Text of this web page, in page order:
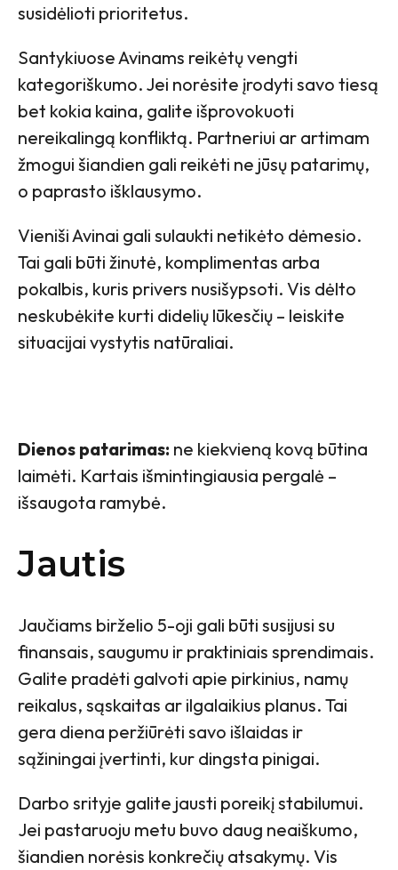
susidėlioti prioritetus.
Santykiuose Avinams reikėtų vengti
kategoriškumo. Jei norėsite įrodyti savo tiesą
bet kokia kaina, galite išprovokuoti
nereikalingą konfliktą. Partneriui ar artimam
žmogui šiandien gali reikėti ne jūsų patarimų,
o paprasto išklausymo.
Vieniši Avinai gali sulaukti netikėto dėmesio.
Tai gali būti žinutė, komplimentas arba
pokalbis, kuris privers nusišypsoti. Vis dėlto
neskubėkite kurti didelių lūkesčių – leiskite
situacijai vystytis natūraliai.
Dienos patarimas: ne kiekvieną kovą būtina
laimėti. Kartais išmintingiausia pergalė –
išsaugota ramybė.
Jautis
Jaučiams birželio 5-oji gali būti susijusi su
finansais, saugumu ir praktiniais sprendimais.
Galite pradėti galvoti apie pirkinius, namų
reikalus, sąskaitas ar ilgalaikius planus. Tai
gera diena peržiūrėti savo išlaidas ir
sąžiningai įvertinti, kur dingsta pinigai.
Darbo srityje galite jausti poreikį stabilumui.
Jei pastaruoju metu buvo daug neaiškumo,
šiandien norėsis konkrečių atsakymų. Vis